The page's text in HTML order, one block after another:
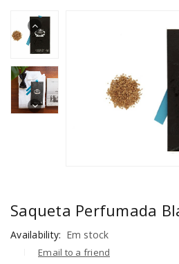
Saqueta Perfumada
Availability: Em stock
Email to a friend